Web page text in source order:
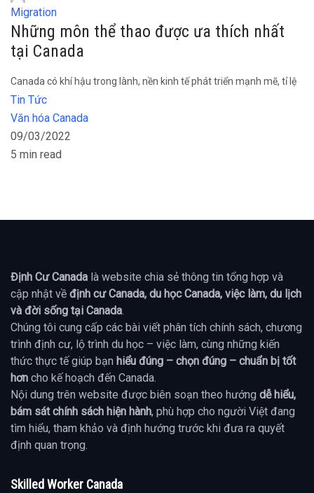
Migration
Những môn thể thao được ưa thích nhất
tại Canada
Canada có khí hậu trong lành, nền kinh tế phát triển mạnh mẽ, tỉ lệ
Tin Tức
Văn hóa Canada
09/03/2022
5 min read
Định Cư Canada là website chia sẻ thông tin tổng hợp và
cập nhật về định cư Canada, du học Canada, việc làm, du lịch
và đời sống tại Canada.
Chúng tôi cung cấp các bài viết phân tích chính sách, chương
trình định cư, lộ trình du học – việc làm, cùng những kiến
thức thực tế giúp bạn hiểu đúng – chọn đúng – chuẩn bị tốt
hơn cho kế hoạch đến Canada.
Nội dung trên website được biên soạn theo hướng dễ hiểu,
bám sát chính sách hiện hành, phù hợp cho người Việt đang
tìm hiểu, tham khảo và định hướng trước khi đưa ra quyết
định quan trọng.
Skilled Worker Canada